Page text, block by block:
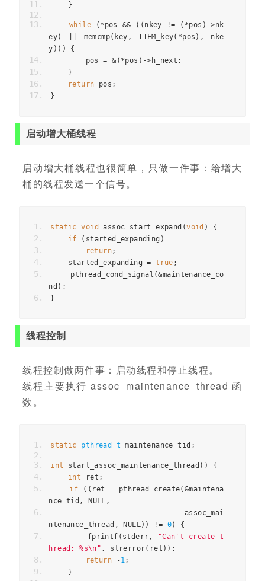
}
while (* pos && (( nkey != (*pos )->nk
ey) memcmp( key , ITEM_key(*pos ),
nke
y )))
{
        pos
= &(*pos )-> h_next ;
}
return pos ;
}
启动增大桶线程
启动增大桶线程也很简单，只做一件事：给增大
桶的线程发送一个信号。
static void assoc_start_expand (void )
{
if
( started_expanding )
return;
    started_expanding
= true ;
    pthread_cond_signal
(&maintenance_co
nd );
}
线程控制
线程控制做两件事：启动线程和停止线程。
线程主要执行 assoc_maintenance_thread 函
数。
static pthread_t maintenance_tid ;
int start_assoc_maintenance_thread ()
{
int ret ;
if
(( ret = pthread_create(&maintena
nce_tid , NULL ,
ntenance_thread , NULL)) != 0)
{
        fprintf
( stderr,
"Can't create t
hread: %s\n" , strerror( ret ));
return
-1;
}